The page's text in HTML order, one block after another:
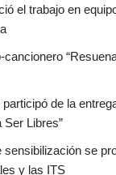
el trabajo en
de la
Ser Libres”
sensibilización se
y las ITS